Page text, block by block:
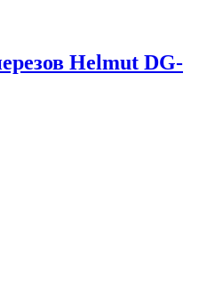
Helmut DG-